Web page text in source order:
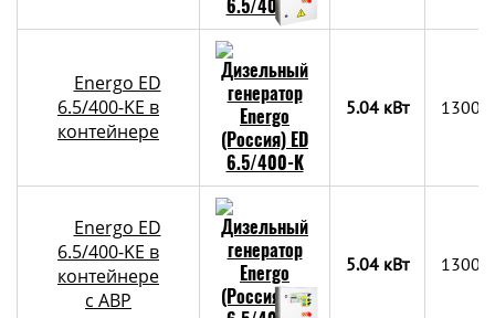
Energo ED
6.5/400-KE в
контейнере
5.04 кВт
Energo ED
6.5/400-KE в
контейнере
c АВР
5.04 кВт